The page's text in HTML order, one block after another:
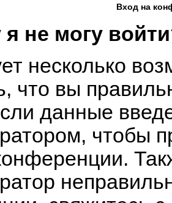
Вход на
не могу
несколько
что вы
данные
чтобы